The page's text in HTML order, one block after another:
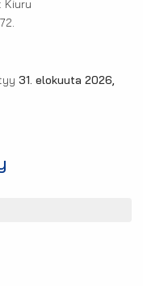
Kiuru
31. elokuuta 2026,